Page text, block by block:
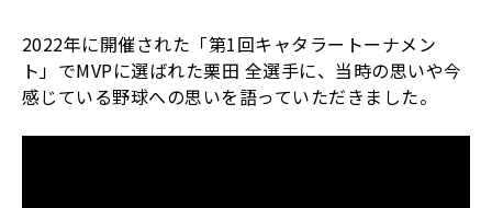
2022年に開催された「第1回キャタラートーナメン
ト」でMVPに選ばれた栗田 全選手に、当時の思いや今
感じている野球への思いを語っていただきました。